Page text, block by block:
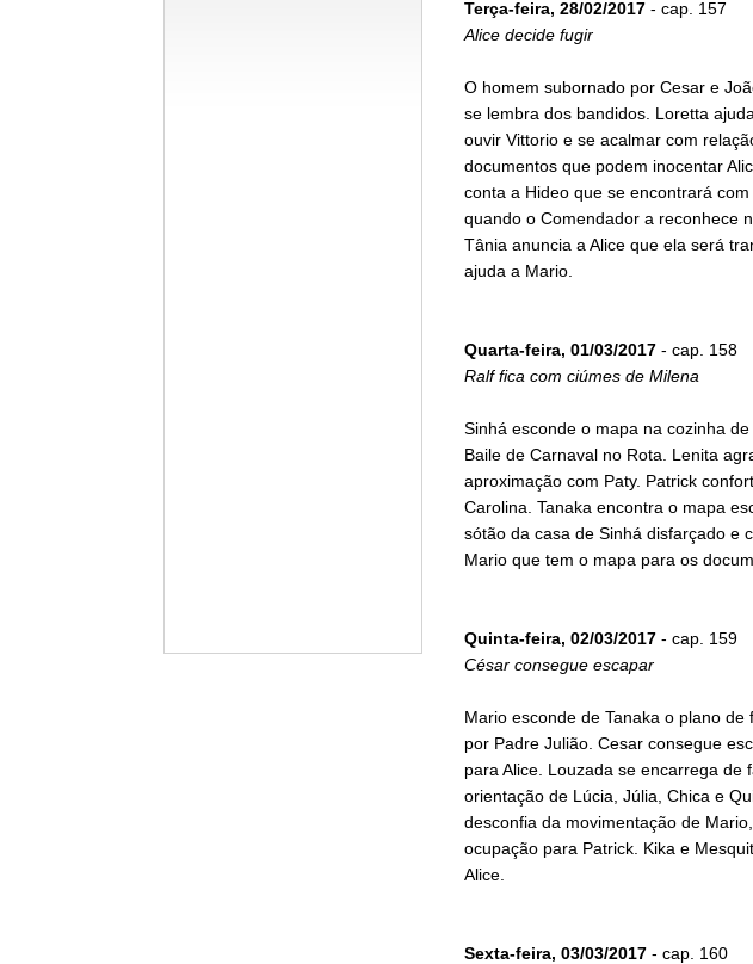
Terça-feira, 28/02/2017- cap. 157
Alice decide fugir
O homem subornado por Cesar e
se lembra dos bandidos. Loretta
ouvir Vittorio e se acalmar com
documentos que podem inocentar
conta a Hideo que se encontrará
quando o Comendador a reconhece
Tânia anuncia a Alice que ela será
ajuda a Mario.
Quarta-feira, 01/03/2017- cap. 158
Ralf fica com ciúmes de Milena
Sinhá esconde o mapa na cozinha
Baile de Carnaval no Rota. Lenita
aproximação com Paty. Patrick
Carolina. Tanaka encontra o mapa
sótão da casa de Sinhá disfarçado e
Mario que tem o mapa para os
Quinta-feira, 02/03/2017- cap. 159
César consegue escapar
Mario esconde de Tanaka o plano
por Padre Julião. Cesar consegue
para Alice. Louzada se encarrega de
orientação de Lúcia, Júlia, Chica e
desconfia da movimentação de
ocupação para Patrick. Kika e
Alice.
Sexta-feira, 03/03/2017- cap. 160